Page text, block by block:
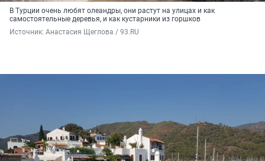
В Турции очень любят олеандры, они растут на улицах и как
самостоятельные деревья, и как кустарники из горшков
Источник: Анастасия Щеглова / 93.RU